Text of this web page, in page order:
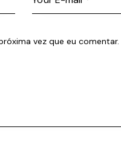
vez que eu comentar.